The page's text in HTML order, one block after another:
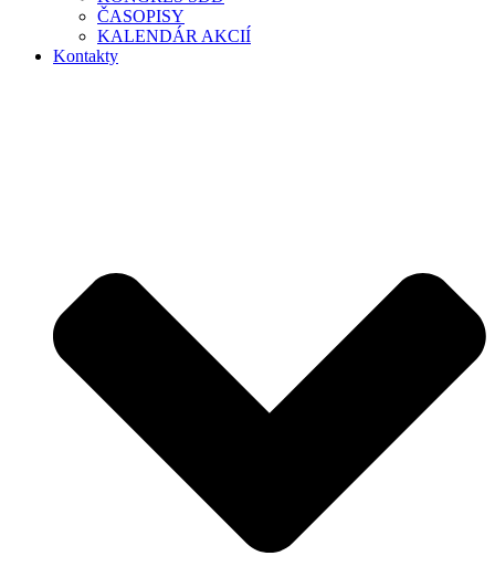
ČASOPISY
KALENDÁR AKCIÍ
Kontakty